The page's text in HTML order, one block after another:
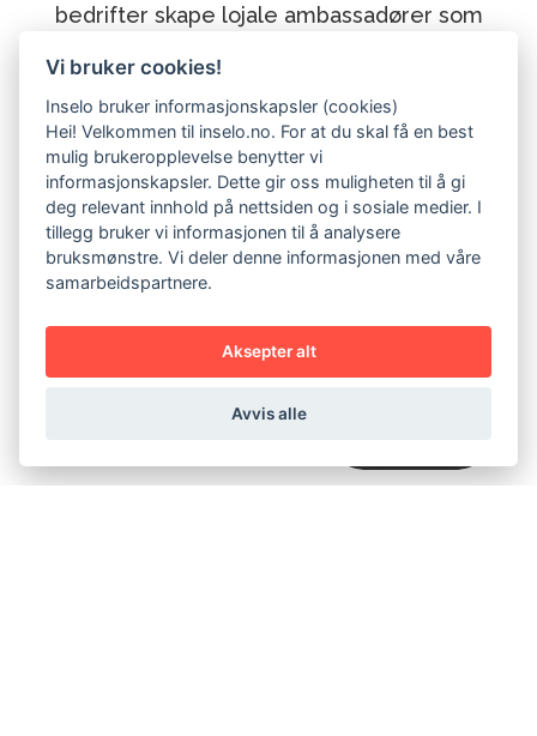
bedrifter skape lojale ambassadører som
gjennom mersalg og kryssalg, redusere
kostnadene gjennom effektivisering og
innovasjon, samt styrke merkevaren gjennom
positiv omtale. Inselo er den perfekte
partneren for bedrifter som vil ta sin
Hva er viktig for å
optimalisere
kundeopplevelsen?
Vi bruker cookies!
Inselo bruker informasjonskapsler (cookies)
Hei! Velkommen til inselo.no. For at du skal få en best
mulig brukeropplevelse benytter vi
informasjonskapsler. Dette gir oss muligheten til å gi
deg relevant innhold på nettsiden og i sosiale medier. I
tillegg bruker vi informasjonen til å analysere
bruksmønstre. Vi deler denne informasjonen med våre
samarbeidspartnere.
Aksepter alt
Avvis alle